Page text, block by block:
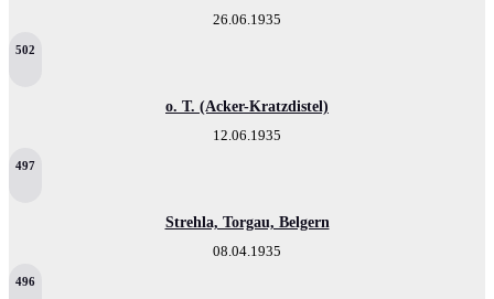
26.06.1935
502
o. T. (Acker-Kratzdistel)
12.06.1935
497
Strehla, Torgau, Belgern
08.04.1935
496